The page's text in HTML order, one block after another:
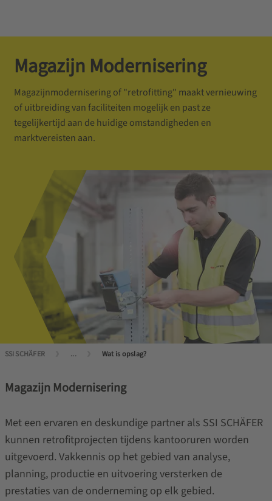
Magazijn Modernisering
Magazijnmodernisering of "retrofitting" maakt vernieuwing
of uitbreiding van faciliteiten mogelijk en past ze
tegelijkertijd aan de huidige omstandigheden en
marktvereisten aan.
SSI SCHÄFER ... Wat is opslag?
Magazijn Modernisering
Met een ervaren en deskundige partner als SSI SCHÄFER
kunnen retrofitprojecten tijdens kantooruren worden
uitgevoerd. Vakkennis op het gebied van analyse,
planning, productie en uitvoering versterken de
prestaties van de onderneming op elk gebied.